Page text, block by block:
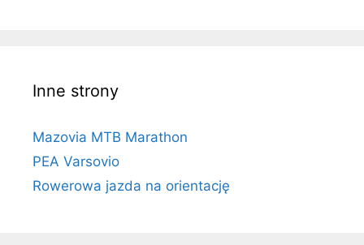
Inne strony
Mazovia MTB Marathon
PEA Varsovio
Rowerowa jazda na orientację